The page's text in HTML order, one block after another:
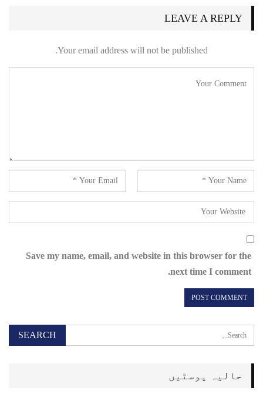
LEAVE A REPLY
Your email address will not be published.
Save my name, email, and website in this browser for the
next time I comment.
حالیہ پوسٹیں